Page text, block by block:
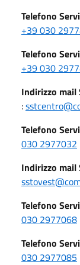
Telefono
+39 030
Telefono
+39 030
Indirizzo mail
:
Telefono
030 2977032
Indirizzo mail
Telefono
030 2977068
Telefono
030 2977085